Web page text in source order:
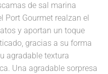
de sal marina
Port Gourmet realzan el
y aportan un toque
gracias a su forma
agradable textura
Una agradable sorpresa